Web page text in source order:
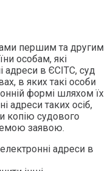
першим та другим
особам, які
адреси в ЄСІТС, суд
в яких такі особи
формі шляхом їх
адреси таких осіб,
копію судового
заявою.
адреси в